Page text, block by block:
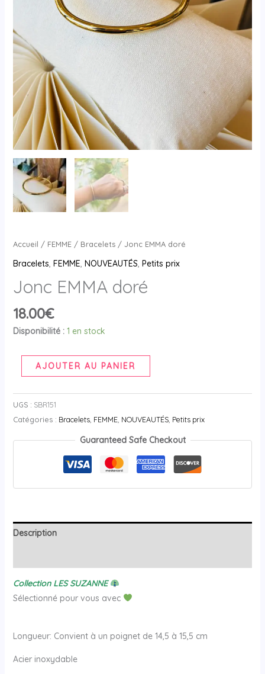
Accueil / FEMME/ Bracelets/ Jonc EMMA doré
Bracelets, FEMME, NOUVEAUTÉS, Petits prix
Jonc EMMA doré
18.00€
Disponibilité : 1 en stock
AJOUTER AU PANIER
UGS : SBR151
Catégories : Bracelets, FEMME, NOUVEAUTÉS, Petits prix
Guaranteed Safe Checkout
Description
Collection LES SUZANNE
Sélectionné pour vous avec
Longueur: Convient à un poignet de 14,5 à 15,5 cm
Acier inoxydable